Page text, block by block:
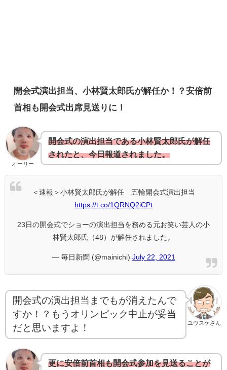
開会式演出担当、小林賢太郎氏が解任か！？安倍前
首相も開会式出席見送りに！
オーリー
開会式の演出担当である小林賢太郎氏が解任
されたと、今日報道されました。
＜速報＞小林賢太郎氏が解任 五輪開会式演出担当
https://t.co/1QRNQ2iCPt
23日の開会式でショーの演出担当を務める元お笑い芸人の小
林賢太郎氏（48）が解任されました。
— 毎日新聞 (@mainichi) July 22, 2021
ユウスケさん
開会式の演出担当までもが消えたんで
すか！？もうオリンピック中止が妥当
だと思いますよ！
更に安倍前首相も開会式参加を見送ることが